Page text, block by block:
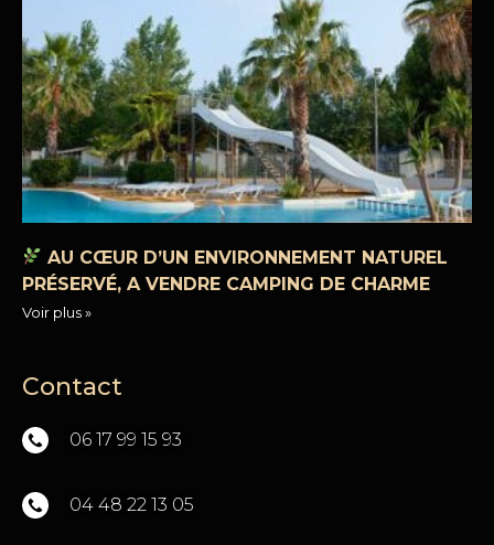
AU CŒUR D’UN ENVIRONNEMENT NATUREL
PRÉSERVÉ, A VENDRE CAMPING DE CHARME
Voir plus »
Contact
06 17 99 15 93
04 48 22 13 05